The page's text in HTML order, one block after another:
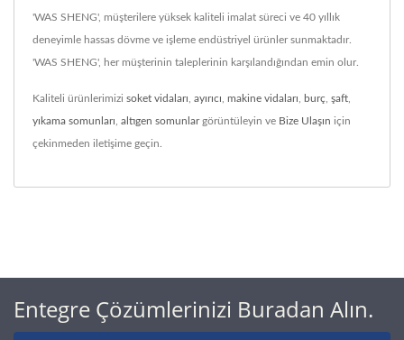
'WAS SHENG', müşterilere yüksek kaliteli imalat süreci ve 40 yıllık
deneyimle hassas dövme ve işleme endüstriyel ürünler sunmaktadır.
'WAS SHENG', her müşterinin taleplerinin karşılandığından emin olur.
Kaliteli ürünlerimizi soket vidaları ayırıcı makine vidaları burç şaft
yıkama somunları altıgen somunlargörüntüleyin ve Bize Ulaşın için
çekinmeden iletişime geçin.
Entegre Çözümlerinizi Buradan Alın.